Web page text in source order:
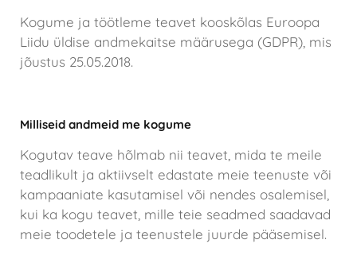
Kogume ja töötleme teavet kooskõlas Euroopa
Liidu üldise andmekaitse määrusega (GDPR), mis
jõustus 25.05.2018.
Milliseid andmeid me kogume
Kogutav teave hõlmab nii teavet, mida te meile
teadlikult ja aktiivselt edastate meie teenuste või
kampaaniate kasutamisel või nendes osalemisel,
kui ka kogu teavet, mille teie seadmed saadavad
meie toodetele ja teenustele juurde pääsemisel.